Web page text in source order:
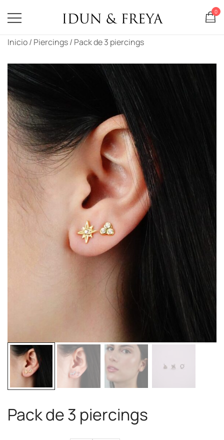
Saltar
contenido
0
Inicio/ Piercings/ Pack de 3 piercings
Pack de 3 piercings